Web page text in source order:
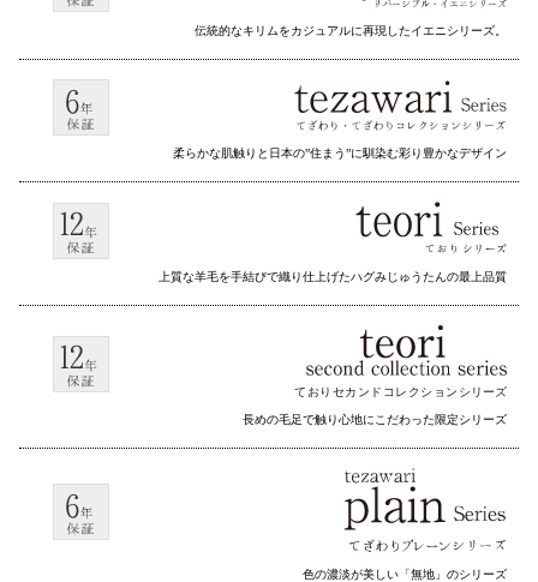
伝統的なキリムをカジュアルに再現したイエニシリーズ。
柔らかな肌触りと日本の”住まう”に馴染む彩り豊かなデザイン
上質な羊毛を手結びで織り仕上げたハグみじゅうたんの最上品質
ておりセカンドコレクション シリーズ
長めの毛足で触り心地にこだわった限定シリーズ
色の濃淡が美しい「無地」のシリーズ